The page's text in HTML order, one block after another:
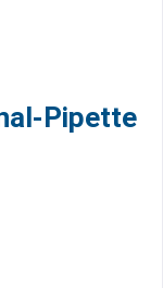
Pipette